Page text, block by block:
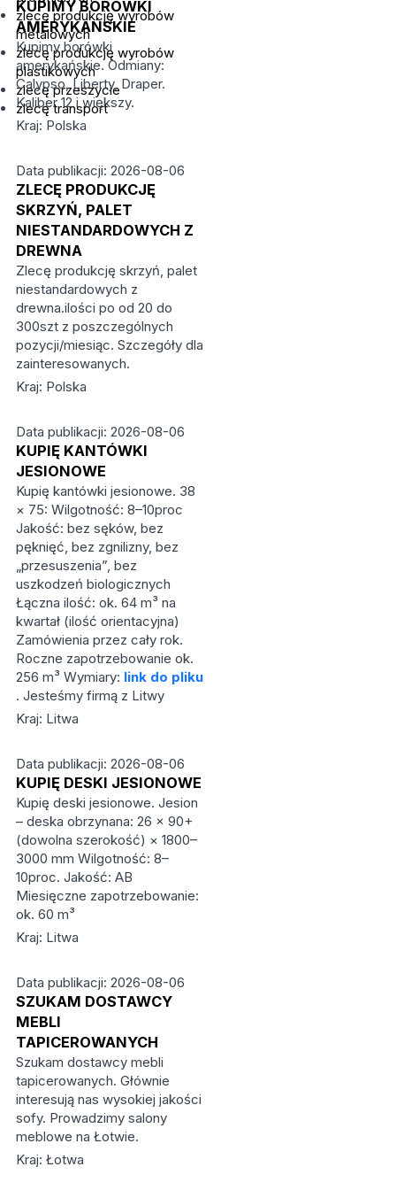
zlecę produkcję wyrobów
metalowych
zlecę produkcję wyrobów
plastikowych
zlecę przeszycie
zlecę transport
KUPIMY BORÓWKI
AMERYKAŃSKIE
Kupimy borówki
amerykańskie. Odmiany:
Calypso, Liberty, Draper.
Kaliber 12 i większy.
Kraj: Polska
Data publikacji: 2026-08-06
ZLECĘ PRODUKCJĘ
SKRZYŃ, PALET
NIESTANDARDOWYCH Z
DREWNA
Zlecę produkcję skrzyń, palet
niestandardowych z
drewna.ilości po od 20 do
300szt z poszczególnych
pozycji/miesiąc. Szczegóły dla
zainteresowanych.
Kraj: Polska
Data publikacji: 2026-08-06
KUPIĘ KANTÓWKI
JESIONOWE
Kupię kantówki jesionowe. 38
× 75: Wilgotność: 8–10proc
Jakość: bez sęków, bez
pęknięć, bez zgnilizny, bez
„przesuszenia”, bez
uszkodzeń biologicznych
Łączna ilość: ok. 64 m³ na
kwartał (ilość orientacyjna)
Zamówienia przez cały rok.
Roczne zapotrzebowanie ok.
256 m³ Wymiary: link do pliku
. Jesteśmy firmą z Litwy
Kraj: Litwa
Data publikacji: 2026-08-06
KUPIĘ DESKI JESIONOWE
Kupię deski jesionowe. Jesion
– deska obrzynana: 26 × 90+
(dowolna szerokość) × 1800–
3000 mm Wilgotność: 8–
10proc. Jakość: AB
Miesięczne zapotrzebowanie:
ok. 60 m³
Kraj: Litwa
Data publikacji: 2026-08-06
SZUKAM DOSTAWCY
MEBLI
TAPICEROWANYCH
Szukam dostawcy mebli
tapicerowanych. Głównie
interesują nas wysokiej jakości
sofy. Prowadzimy salony
meblowe na Łotwie.
Kraj: Łotwa